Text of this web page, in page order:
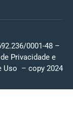
0001-48 –
Privacidade e
Uso – copy 2024